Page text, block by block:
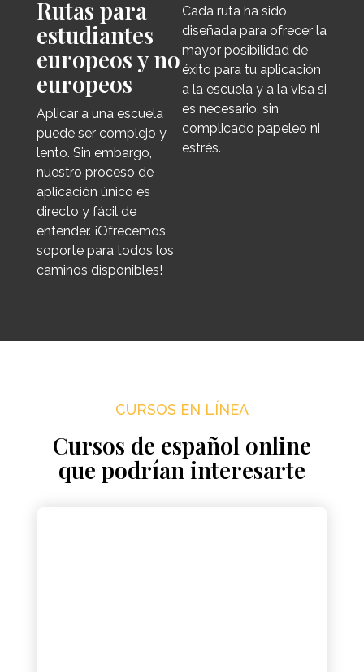
Rutas para
estudiantes
europeos y no
europeos
Aplicar a una escuela
puede ser complejo y
lento. Sin embargo,
nuestro proceso de
aplicación único es
directo y fácil de
entender. ¡Ofrecemos
soporte para todos los
caminos disponibles!
Cada ruta ha sido
diseñada para ofrecer la
mayor posibilidad de
éxito para tu aplicación
a la escuela y a la visa si
es necesario, sin
complicado papeleo ni
estrés.
CURSOS EN LÍNEA
Cursos de español online
que podrían interesarte